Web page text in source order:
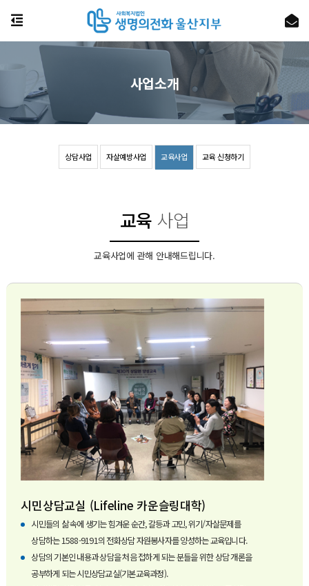
상담사업 자살예방사업 교육사업 교육 신청하기
사업소개
교육 사업
교육사업에 관해 안내해드립니다.
시민상담교실 (Lifeline 카운슬링대학)
시민들의 삶 속에 생기는 힘겨운 순간, 갈등과 고민, 위기/자살문제를
상담하는 1588-9191의 전화상담 자원봉사자를 양성하는 교육입니다.
상담의 기본인 내용과 상담을 처음 접하게 되는 분들을 위한 상담 개론을
공부하게 되는 시민상담교실(기본교육과정).